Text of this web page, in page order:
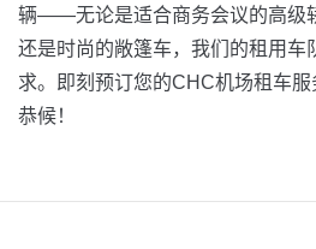
辆——无论是适合商务会议的高级
还是时尚的敞篷车，我们的租用车
求。即刻预订您的CHC机场租车
恭候！